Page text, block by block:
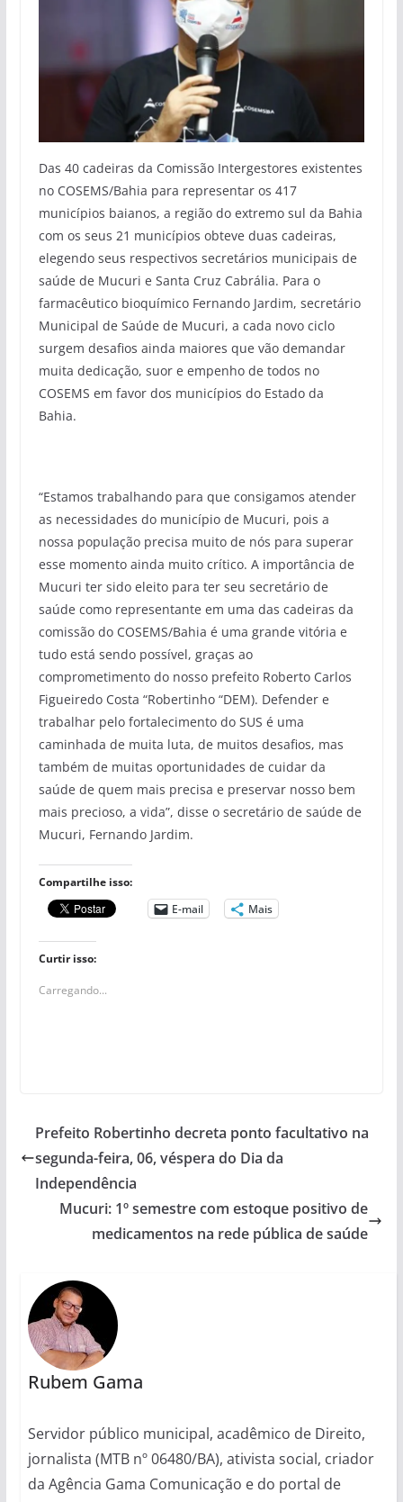
Das 40 cadeiras da Comissão Intergestores existentes
no COSEMS/Bahia para representar os 417
municípios baianos, a região do extremo sul da Bahia
com os seus 21 municípios obteve duas cadeiras,
elegendo seus respectivos secretários municipais de
saúde de Mucuri e Santa Cruz Cabrália. Para o
farmacêutico bioquímico Fernando Jardim, secretário
Municipal de Saúde de Mucuri, a cada novo ciclo
surgem desafios ainda maiores que vão demandar
muita dedicação, suor e empenho de todos no
COSEMS em favor dos municípios do Estado da
Bahia.
“Estamos trabalhando para que consigamos atender
as necessidades do município de Mucuri, pois a
nossa população precisa muito de nós para superar
esse momento ainda muito crítico. A importância de
Mucuri ter sido eleito para ter seu secretário de
saúde como representante em uma das cadeiras da
comissão do COSEMS/Bahia é uma grande vitória e
tudo está sendo possível, graças ao
comprometimento do nosso prefeito Roberto Carlos
Figueiredo Costa “Robertinho “DEM). Defender e
trabalhar pelo fortalecimento do SUS é uma
caminhada de muita luta, de muitos desafios, mas
também de muitas oportunidades de cuidar da
saúde de quem mais precisa e preservar nosso bem
mais precioso, a vida”, disse o secretário de saúde de
Mucuri, Fernando Jardim.
Compartilhe isso:
E-mail
Mais
Curtir isso:
Carregando...
Prefeito Robertinho decreta ponto facultativo na
segunda-feira, 06, véspera do Dia da
Independência
Mucuri: 1º semestre com estoque positivo de
medicamentos na rede pública de saúde
Rubem Gama
Servidor público municipal, acadêmico de Direito,
jornalista (MTB nº 06480/BA), ativista social, criador
da Agência Gama Comunicação e do portal de